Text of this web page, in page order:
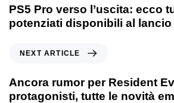
PS5 Pro verso l’uscita: ecco
potenziati disponibili al lancio
NEXT ARTICLE
Ancora rumor per Resident
protagonisti, tutte le novità